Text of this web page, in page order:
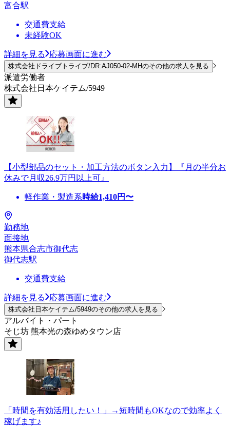
富合駅
交通費支給
未経験OK
詳細を見る 応募画面に進む
株式会社ドライブトライブ/DR:AJ050-02-MHのその他の求人を見る
派遣労働者
株式会社日本ケイテム/5949
【小型部品のセット・加工方法のボタン入力】『月の半分お
休みで月収26.9万円以上可』
軽作業・製造系時給1,410円〜
勤務地
面接地
熊本県合志市御代志
御代志駅
交通費支給
詳細を見る 応募画面に進む
株式会社日本ケイテム/5949のその他の求人を見る
アルバイト・パート
そじ坊 熊本光の森ゆめタウン店
「時間を有効活用したい！」→短時間もOKなので効率よく
稼げます♪